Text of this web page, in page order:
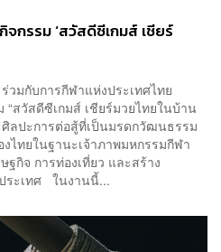
กรรม ‘สวัสดีซีเกมส์ เชียร์
วมกับการกีฬาแห่งประเทศไทย
สวัสดีซีเกมส์ เชียร์มวยไทยในบ้าน
ศิลปะการต่อสู้ที่เป็นมรดกวัฒนธรรม
ไทยในฐานะเจ้าภาพมหกรรมกีฬา
ฐกิจ การท่องเที่ยว และสร้าง
ระเทศ ในงานนี้...